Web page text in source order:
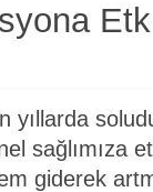
yıllarda
sağlımıza
giderek